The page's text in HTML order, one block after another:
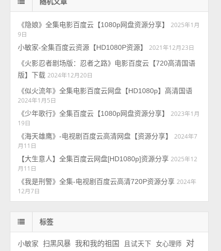
《隐娘》全集电影百度云【1080p网盘资源分享】
2025年1月
9日
小敏家-全集百度云资源【HD1080P资源】
2021年12月23日
《火影忍者剧场版：忍者之路》电影百度云【720高清国语
版】下载 2024年12月20日
《似火流年》全集电影百度云网盘【HD1080p】高清国语
2024年1月5日
《少年歌行》全集百度云【1080p网盘资源分享】
2023年1月
19日
《海天雄鹰》-电视剧百度云高清网盘【资源分享】
2024年7
月11日
【大生意人】全集百度云网盘[HD1080p]资源分享 2025年12
月11日
《我是刑警》全集-电视剧百度云高清720P资源分享 2024年
12月7日
标签
小敏家 扫黑风暴 我和我的祖国 且试天下 女心理师
对